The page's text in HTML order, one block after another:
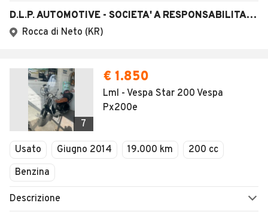
D.L.P. AUTOMOTIVE - SOCIETA' A RESPONSABILITA' LIMITATA SEMPLIFICATA
Rocca di Neto (KR)
7
€ 1.850
Lml - Vespa Star 200 Vespa
Px200e
Usato Giugno 2014 19.000 km
200 cc
Benzina
Descrizione